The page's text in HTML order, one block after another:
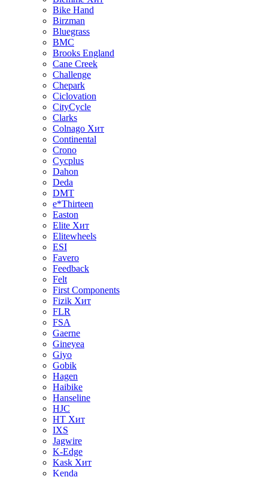
Bike Hand
Birzman
Bluegrass
BMC
Brooks England
Cane Creek
Challenge
Chepark
Ciclovation
CityCycle
Clarks
Colnago Хит
Continental
Crono
Cycplus
Dahon
Deda
DMT
e*Thirteen
Easton
Elite Хит
Elitewheels
ESI
Favero
Feedback
Felt
First Components
Fizik Хит
FLR
FSA
Gaerne
Gineyea
Giyo
Gobik
Hagen
Haibike
Hanseline
HJC
HT Хит
IXS
Jagwire
K-Edge
Kask Хит
Kenda